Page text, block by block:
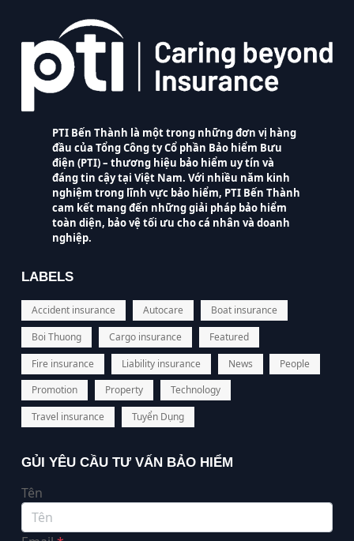
PTI Bến Thành là một trong những đơn vị hàng
đầu của Tổng Công ty Cổ phần Bảo hiểm Bưu
điện (PTI) – thương hiệu bảo hiểm uy tín và
đáng tin cậy tại Việt Nam. Với nhiều năm kinh
nghiệm trong lĩnh vực bảo hiểm, PTI Bến Thành
cam kết mang đến những giải pháp bảo hiểm
toàn diện, bảo vệ tối ưu cho cá nhân và doanh
nghiệp.
LABELS
Accident insurance Autocare
Boat insurance
Boi Thuong
Cargo insurance
Featured
Fire insurance
Liability insurance News
People
Promotion
Property
Technology
Travel insurance
Tuyển Dụng
GỦI YÊU CẦU TƯ VẤN BẢO HIỂM
Tên